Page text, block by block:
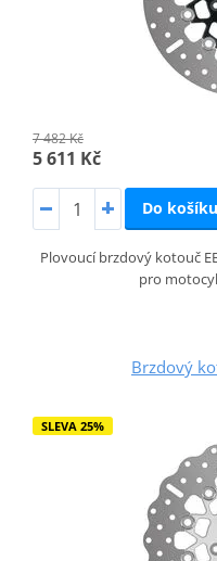
7 482 Kč
5 611 Kč
Do košíku
Plovoucí brzdový kotouč
pro
Brzdový
SLEVA 25%